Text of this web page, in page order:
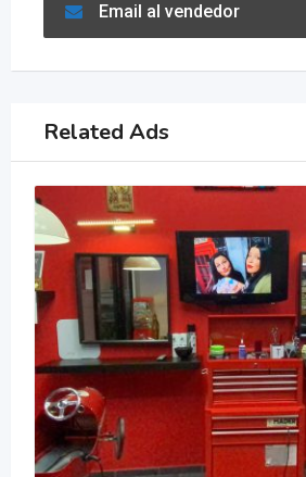
Email al vendedor
Related Ads